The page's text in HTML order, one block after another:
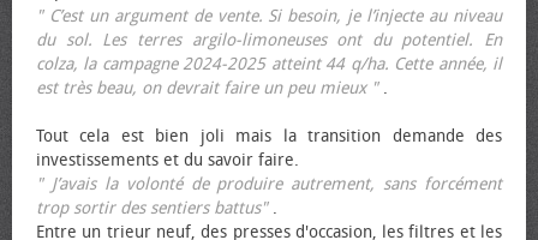
" C’est un argument de vente. Si besoin, je l’injecte au niveau
du sol. Les terres argilo-limoneuses ont du potentiel. En
colza, la campagne 2024-2025 atteint 44 q/ha. Cette année, il
est très beau, on devrait faire un peu mieux ".
Tout cela est bien joli mais la transition demande des
investissements et du savoir faire.
" J’avais la volonté de produire autrement, sans forcément
trop sortir des sentiers battus".
Entre un trieur neuf, des presses d'occasion, les filtres et les